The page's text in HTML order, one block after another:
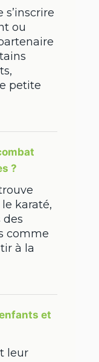
ou
petite
?
karaté,
des
comme
à la
et
leur